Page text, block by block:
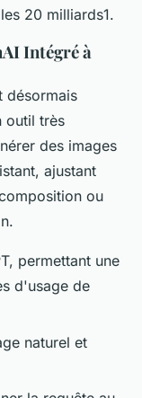
20 milliards1.
Intégré à
désormais
outil très
des images
ajustant
ou
permettant une
d'usage de
naturel et